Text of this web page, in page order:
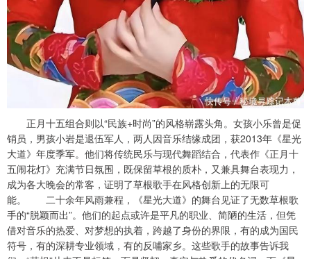
正月十五组合则以“民族+时尚”的风格崭露头角。女孩小乐曾是促
销员，男孩小岩是退伍军人，两人因音乐结缘成团，获2013年《星光
大道》年度季军。他们将传统民乐与现代舞蹈结合，代表作《正月十
五闹花灯》充满节日氛围，既保留草根的质朴，又兼具舞台表现力，
成为各大晚会的常客，证明了草根歌手在风格创新上的无限可
能。 二十余年风雨兼程，《星光大道》的舞台见证了无数草根歌
手的“脱颖而出”。他们的起点或许是平凡的职业、简陋的生活，但凭
借对音乐的热爱、对梦想的执着，跨越了身份的界限，有的成为国民
符号，有的深耕专业领域，有的反哺家乡。这些歌手的故事告诉我